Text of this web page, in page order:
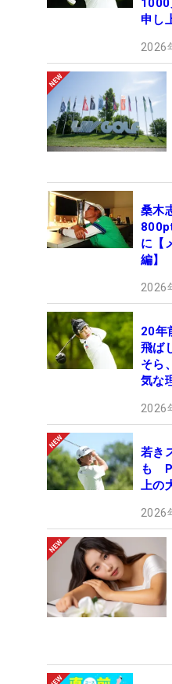
さん（木戸を指導する尾
られていることが伝わ
堀は「KKT杯バンテリン
ど、現在メルセデス・
序盤戦を過ごしている
など、18年に喪失した
の勝利への意気込みも強
リーン”と“厄介な穂”、
要になる。
解説・大西翔太（おお
年より青木瀬令奈のキ
年にはキャディを務める
会員の資格を取得した
へと日夜情熱を燃やし
ともコーチ契約を結ん
導にもあたっている。プ
の妹。YouTube『大西
書『軽く振ってきれいに
正解』が発売中。
1000
申し
2026
桑木
に【
編】
2026
20年
飛ば
そら
気な
2026
若き
も
上の
2026